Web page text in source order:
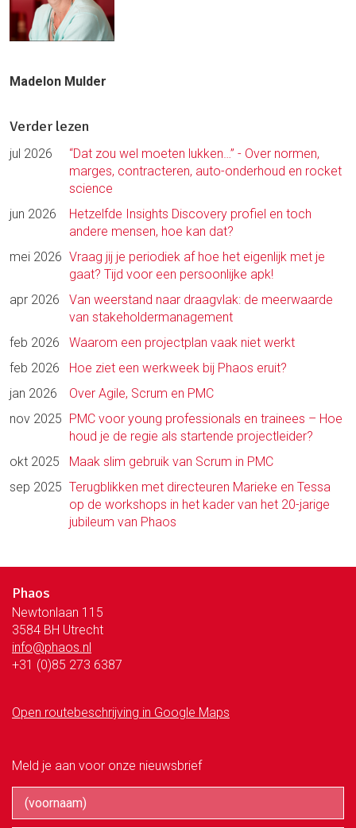
Madelon Mulder
Verder lezen
jul 2026
“Dat zou wel moeten lukken…” - Over normen,
marges, contracteren, auto-onderhoud en rocket
science
jun 2026
Hetzelfde Insights Discovery profiel en toch
andere mensen, hoe kan dat?
mei 2026 Vraag jij je periodiek af hoe het eigenlijk met je
gaat? Tijd voor een persoonlijke apk!
apr 2026
Van weerstand naar draagvlak: de meerwaarde
van stakeholdermanagement
feb 2026
Waarom een projectplan vaak niet werkt
feb 2026
Hoe ziet een werkweek bij Phaos eruit?
jan 2026
Over Agile, Scrum en PMC
nov 2025 PMC voor young professionals en trainees – Hoe
houd je de regie als startende projectleider?
okt 2025
Maak slim gebruik van Scrum in PMC
sep 2025 Terugblikken met directeuren Marieke en Tessa
op de workshops in het kader van het 20-jarige
jubileum van Phaos
Phaos
Newtonlaan 115
3584 BH Utrecht
info@phaos.nl
+31 (0)85 273 6387
Open routebeschrijving in Google Maps
Meld je aan voor onze nieuwsbrief